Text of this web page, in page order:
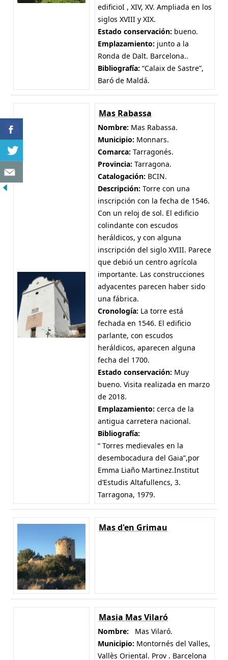
edificioI , XIV, XV. Ampliada en los
siglos XVIII y XIX.
Estado conservación: bueno.
Emplazamiento: junto a la
Ronda de Dalt. Barcelona..
Bibliografía: “Calaix de Sastre”,
Baró de Maldá.
Mas Rabassa
Nombre: Mas Rabassa.
Municipio: Monnars.
Comarca: Tarragonés.
Provincia: Tarragona.
Catalogación: BCIN.
Descripción: Torre con una
inscripción con la fecha de 1546.
Con un reloj de sol. El edificio
colindante con escudos
heráldicos, y con alguna
inscripción del siglo XVIII. Parece
que debió un centro agrícola
importante. Las construcciones
adyacentes parecen haber sido
una fábrica.
Cronología: La torre está
fechada en 1546. El edificio
parlante, con escudos
heráldicos, aparecen alguna
fecha del 1700.
Estado conservación: Muy
bueno. Visita realizada en marzo
de 2018.
Emplazamiento: cerca de la
antigua carretera nacional.
Bibliografía:
“ Torres medievales en la
desembocadura del Gaia”,por
Emma Liaño Martinez.Institut
d’Estudis Altafullencs, 3.
Tarragona, 1979.
Mas d'en Grimau
Masia Mas Vilaró
Nombre: Mas Vilaró.
Municipio: Montornés del Valles,
Vallès Oriental. Prov . Barcelona